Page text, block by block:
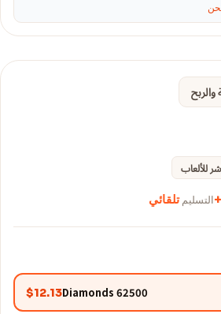
للألعاب
التسليمتلقائي
62500 Diamonds
$12.13